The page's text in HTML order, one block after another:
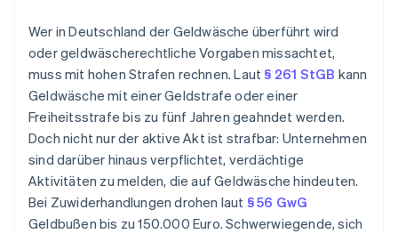
Wer in Deutschland der Geldwäsche überführt wird
oder geldwäscherechtliche Vorgaben missachtet,
muss mit hohen Strafen rechnen. Laut§ 261 StGB kann
Geldwäsche mit einer Geldstrafe oder einer
Freiheitsstrafe bis zu fünf Jahren geahndet werden.
Doch nicht nur der aktive Akt ist strafbar: Unternehmen
sind darüber hinaus verpflichtet, verdächtige
Aktivitäten zu melden, die auf Geldwäsche hindeuten.
Bei Zuwiderhandlungen drohen laut § 56 GwG
Geldbußen bis zu 150.000 Euro. Schwerwiegende, sich